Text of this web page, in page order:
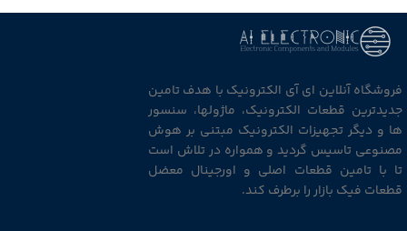
فروشگاه آنلاین ای آی الکترونیک با هدف تامین
جدیدترین قطعات الکترونیک، ماژولها، سنسور
ها و دیگر تجهیزات الکترونیک مبتنی بر هوش
مصنوعی تاسیس گردید و همواره در تلاش است
تا با تامین قطعات اصلی و اورجینال معضل
قطعات فیک بازار را برطرف کند.